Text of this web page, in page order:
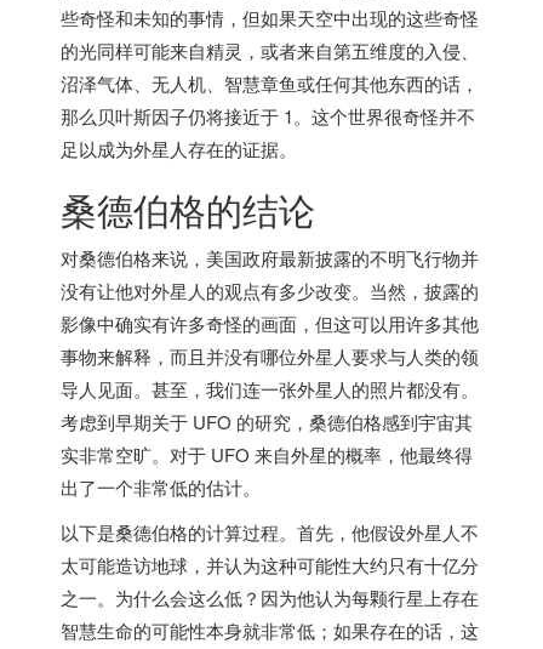
些奇怪和未知的事情，但如果天空中出现的这些奇怪
的光同样可能来自精灵，或者来自第五维度的入侵、
沼泽气体、无人机、智慧章鱼或任何其他东西的话，
那么贝叶斯因子仍将接近于 1。这个世界很奇怪并不
足以成为外星人存在的证据。
桑德伯格的结论
对桑德伯格来说， 美国政府最新披露的不明飞行物并
没有让他对外星人的观点有多少改变。当然，披露的
影像中确实有许多奇怪的画面，但这可以用许多其他
事物来解释，而且并没有哪位外星人要求与人类的领
导人见面。甚至，我们连一张外星人的照片都没有。
考虑到早期关于 UFO 的研究，桑德伯格感到宇宙其
实非常空旷。对于 UFO 来自外星的概率，他最终得
出了一个非常低的估计。
以下是桑德伯格的计算过程。首先，他假设外星人不
太可能造访地球，并认为这种可能性大约只有十亿分
之一。为什么会这么低？因为他认为每颗行星上存在
智慧生命的可能性本身就非常低；如果存在的话，这